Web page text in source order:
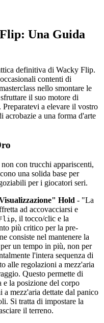
Una Guida
definitiva di Wacky Flip.
contenti di
nello smontare le
il suo motore di
a elevare il vostro
acrobazie a una forma d'arte
con trucchi appariscenti,
una solida base per
per i giocatori seri.
Hold - "La
ad accovacciarsi e
, il tocco/clic e la
più critico per la pre-
consiste nel mantenere la
un tempo in più, non per
l'intera sequenza di
alle regolazioni a mezz'aria
Questo permette di
e la posizione del corpo
mezz'aria dettate dal panico
Si tratta di impostare la
il terreno.